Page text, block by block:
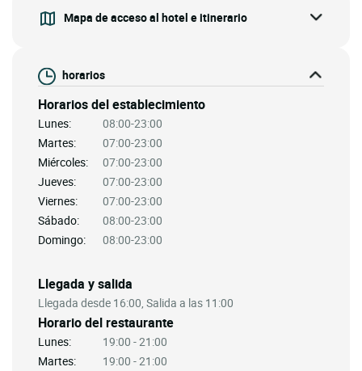
Mapa de acceso al hotel e itinerario
horarios
Horarios del establecimiento
Lunes:
08:00-23:00
Martes:
07:00-23:00
Miércoles:
07:00-23:00
Jueves:
07:00-23:00
Viernes:
07:00-23:00
Sábado:
08:00-23:00
Domingo:
08:00-23:00
Llegada y salida
Llegada desde 16:00, Salida a las 11:00
Horario del restaurante
Lunes:
19:00 - 21:00
Martes:
19:00 - 21:00